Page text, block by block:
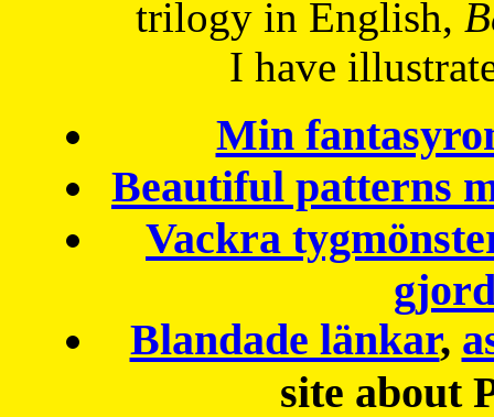
trilogy in English,
I have
Min
Beautiful patterns
Vackra
Blandade länkar,
site about